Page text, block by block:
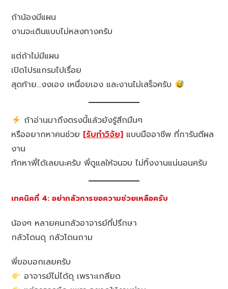
ถ้าน้องมีแผน
งานจะเดินแบบไม่หลงทางครับ
แต่ถ้าไม่มีแผน
เปิดโปรแกรมไปเรื่อย
สุดท้าย…งงเอง เหนื่อยเอง และงานไม่เสร็จครับ
ถ้าอ่านมาถึงตรงนี้แล้วยังรู้สึกมึนๆ
หรืออยากหาคนช่วย [รับทำวิจัย] แบบมืออาชีพ ที่การันตีผล
งาน
ทักหาพี่ได้เลยนะครับ พี่ดูแลให้จนจบ ไม่ทิ้งงานแน่นอนครับ
เทคนิคที่ 4: อย่ากลัวการขอความช่วยเหลือครับ
น้องๆ หลายคนกลัวอาจารย์ที่ปรึกษา
กลัวโดนดุ กลัวโดนถาม
พี่ขอบอกเลยครับ
อาจารย์ไม่ได้ดุ เพราะเกลียด